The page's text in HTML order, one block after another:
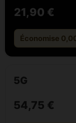
21,90 €
Économise
5G
54,75 €